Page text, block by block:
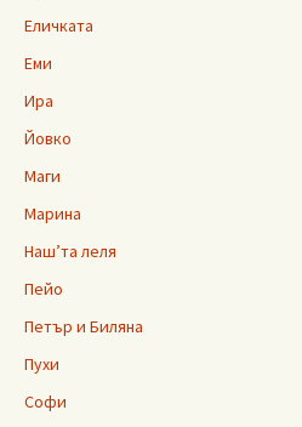
Еличката
Еми
Ира
Йовко
Маги
Марина
Наш’та леля
Пейо
Петър и Биляна
Пухи
Софи